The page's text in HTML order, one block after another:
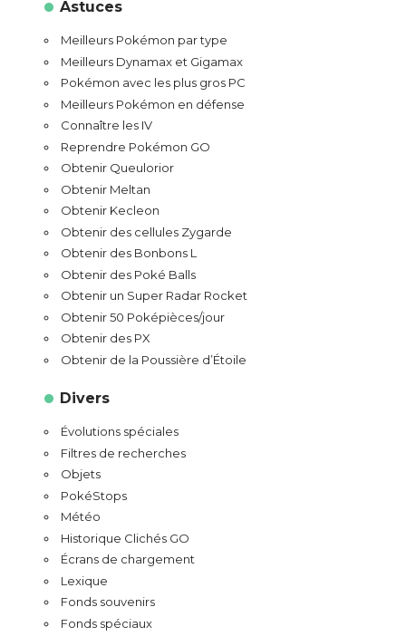
Astuces
Meilleurs Pokémon par type
Meilleurs Dynamax et Gigamax
Pokémon avec les plus gros PC
Meilleurs Pokémon en défense
Connaître les IV
Reprendre Pokémon GO
Obtenir Queulorior
Obtenir Meltan
Obtenir Kecleon
Obtenir des cellules Zygarde
Obtenir des Bonbons L
Obtenir des Poké Balls
Obtenir un Super Radar Rocket
Obtenir 50 Poképièces/jour
Obtenir des PX
Obtenir de la Poussière d’Étoile
Divers
Évolutions spéciales
Filtres de recherches
Objets
PokéStops
Météo
Historique Clichés GO
Écrans de chargement
Lexique
Fonds souvenirs
Fonds spéciaux